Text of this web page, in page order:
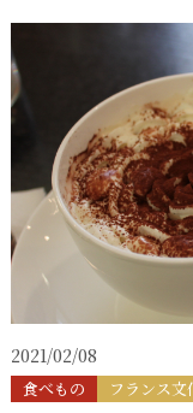
2021/02/08
食べもの フランス文